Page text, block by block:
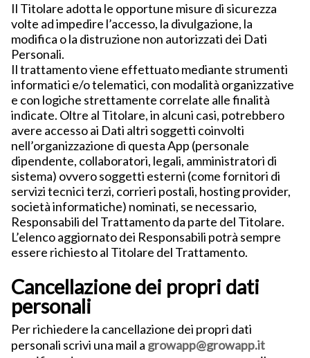
Il Titolare adotta le opportune misure di sicurezza
volte ad impedire l’accesso, la divulgazione, la
modifica o la distruzione non autorizzati dei Dati
Personali.
Il trattamento viene effettuato mediante strumenti
informatici e/o telematici, con modalità organizzative
e con logiche strettamente correlate alle finalità
indicate. Oltre al Titolare, in alcuni casi, potrebbero
avere accesso ai Dati altri soggetti coinvolti
nell’organizzazione di questa App (personale
dipendente, collaboratori, legali, amministratori di
sistema) ovvero soggetti esterni (come fornitori di
servizi tecnici terzi, corrieri postali, hosting provider,
società informatiche) nominati, se necessario,
Responsabili del Trattamento da parte del Titolare.
L’elenco aggiornato dei Responsabili potrà sempre
essere richiesto al Titolare del Trattamento.
Cancellazione dei propri dati
personali
Per richiedere la cancellazione dei propri dati
personali scrivi una mail a growapp@growapp.it